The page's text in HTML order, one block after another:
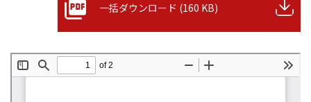
一括ダウンロード (160 KB)